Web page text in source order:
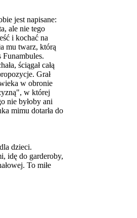
jest napisane:
ale nie tego
i kochać na
mu twarz, którą
Funambules.
ściągał całą
Grał
w obronie
w której
nie byłoby ani
mimu dotarła do
dzieci.
idę do garderoby,
To miłe